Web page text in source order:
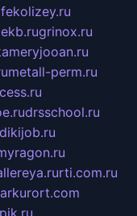
grinox.ru
metall-perm.ru
drsschool.ru
rti.com.ru